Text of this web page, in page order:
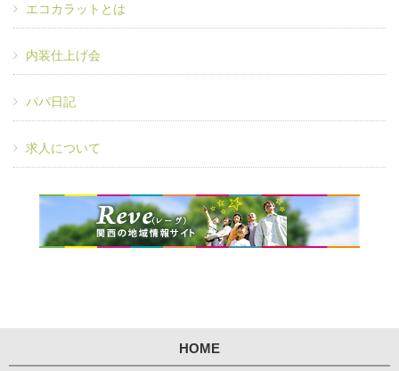
エコカラットとは
内装仕上げ会
パパ日記
求人について
HOME